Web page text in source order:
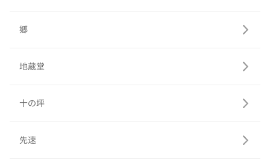
郷
地蔵堂
十の坪
先速